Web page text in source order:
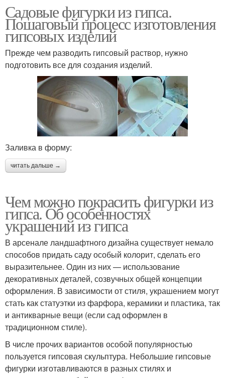
Садовые фигурки из гипса.
Пошаговый процесс изготовления
гипсовых изделий
Прежде чем разводить гипсовый раствор, нужно
подготовить все для создания изделий.
Заливка в форму:
читать дальше →
Чем можно покрасить фигурки из
гипса. Об особенностях
украшений из гипса
В арсенале ландшафтного дизайна существует немало
способов придать саду особый колорит, сделать его
выразительнее. Один из них — использование
декоративных деталей, созвучных общей концепции
оформления. В зависимости от стиля, украшением могут
стать как статуэтки из фарфора, керамики и пластика, так
и антикварные вещи (если сад оформлен в
традиционном стиле).
В числе прочих вариантов особой популярностью
пользуется гипсовая скульптура. Небольшие гипсовые
фигурки изготавливаются в разных стилях и